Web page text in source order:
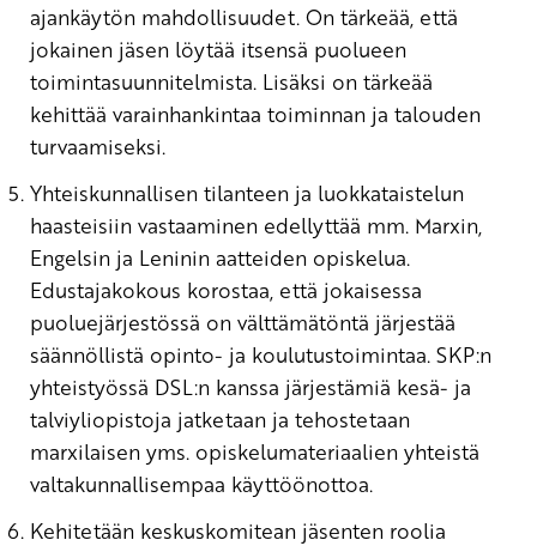
ajankäytön mahdollisuudet. On tärkeää, että
jokainen jäsen löytää itsensä puolueen
toimintasuunnitelmista. Lisäksi on tärkeää
kehittää varainhankintaa toiminnan ja talouden
turvaamiseksi.
Yhteiskunnallisen tilanteen ja luokkataistelun
haasteisiin vastaaminen edellyttää mm. Marxin,
Engelsin ja Leninin aatteiden opiskelua.
Edustajakokous korostaa, että jokaisessa
puoluejärjestössä on välttämätöntä järjestää
säännöllistä opinto- ja koulutustoimintaa. SKP:n
yhteistyössä DSL:n kanssa järjestämiä kesä- ja
talviyliopistoja jatketaan ja tehostetaan
marxilaisen yms. opiskelumateriaalien yhteistä
valtakunnallisempaa käyttöönottoa.
Kehitetään keskuskomitean jäsenten roolia